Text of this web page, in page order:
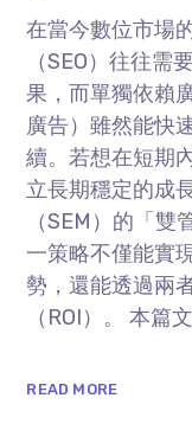
在當今數位市場
（SEO）往往
果，而單獨依賴
廣告）雖然能快
續。若想在短期
立長期穩定的成
（SEM）的「
一策略不僅能實
勢，還能透過兩
（ROI）。 本篇
READ MORE